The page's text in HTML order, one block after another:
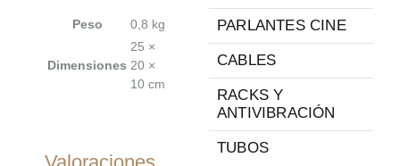
Peso 0,8 kg
Dimensiones
25 ×
20 ×
10 cm
PARLANTES CINE
CABLES
RACKS Y
ANTIVIBRACIÓN
TUBOS